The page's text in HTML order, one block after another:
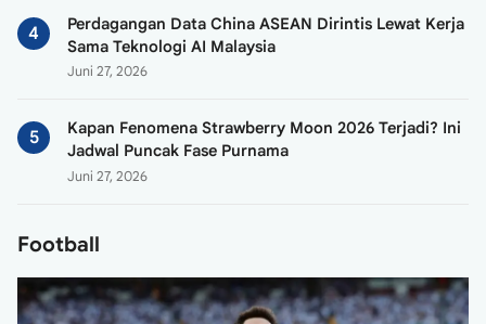
Perdagangan Data China ASEAN Dirintis Lewat Kerja
Sama Teknologi AI Malaysia
Juni 27, 2026
Kapan Fenomena Strawberry Moon 2026 Terjadi? Ini
Jadwal Puncak Fase Purnama
Juni 27, 2026
Football